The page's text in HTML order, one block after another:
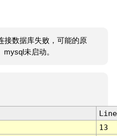
接数据库失败，可能的原
未启动。
Line
13